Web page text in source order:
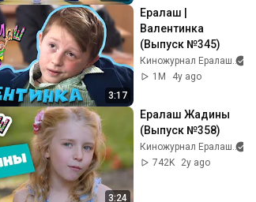
3:17
Ералаш |
Валентинка
(Выпуск №345)
Киножурнал Ералаш
1M
4y ago
3:24
Ералаш Жадины
(Выпуск №358)
Киножурнал Ералаш
742K
2y ago